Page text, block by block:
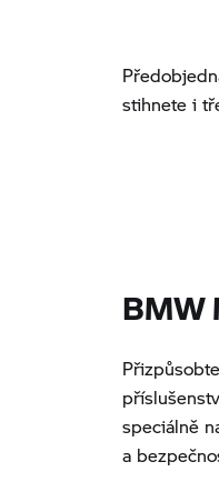
stihnete i
speciálně
a